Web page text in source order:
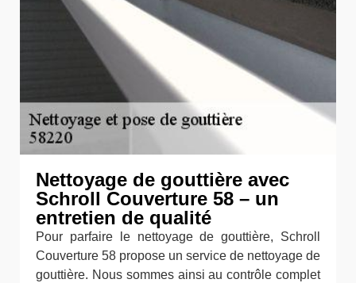
Nettoyage de gouttière avec
Schroll Couverture 58 – un
entretien de qualité
Pour parfaire le nettoyage de gouttière, Schroll
Couverture 58 propose un service de nettoyage de
gouttière. Nous sommes ainsi au contrôle complet